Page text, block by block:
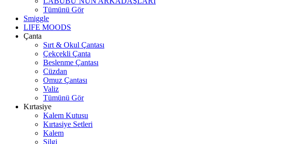
Tümünü Gör
Smiggle
LIFE MOODS
Çanta
Sırt & Okul Çantası
Çekçekli Çanta
Beslenme Çantası
Cüzdan
Omuz Çantası
Valiz
Tümünü Gör
Kırtasiye
Kalem Kutusu
Kırtasiye Setleri
Kalem
Silgi